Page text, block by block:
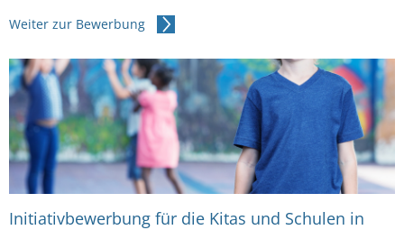
Weiter zur Bewerbung
Initiativbewerbung für die Kitas und Schulen in